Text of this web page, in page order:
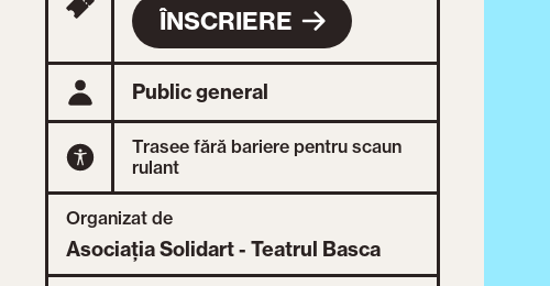
ÎNSCRIERE
Public general
Trasee fără bariere pentru scaun
rulant
Organizat de
Asociația Solidart - Teatrul Basca